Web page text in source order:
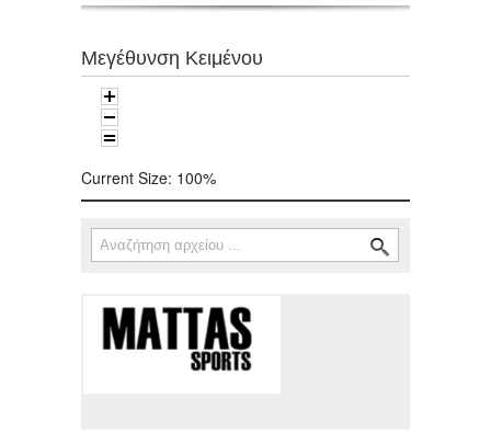
Μεγέθυνση Κειμένου
Current Size: 100%
Φόρμα αναζήτησης
Αναζήτηση